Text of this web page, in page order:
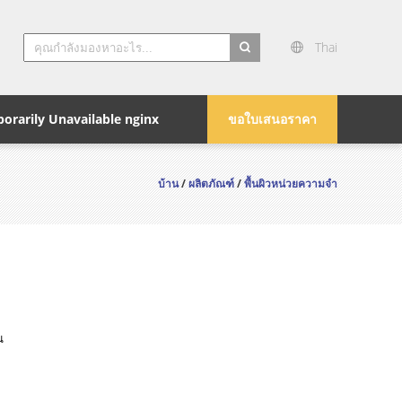
Thai
ขอใบเสนอราคา
Unavailable nginx
บ้าน/ผลิตภัณฑ์/พื้นผิวหน่วยความจำ